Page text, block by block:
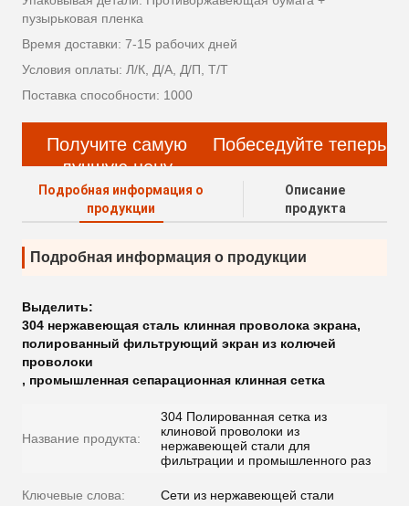
пузырьковая пленка
Время доставки: 7-15 рабочих дней
Условия оплаты: Л/К, Д/А, Д/П, Т/Т
Поставка способности: 1000
Получите самую
лучшую цену
Побеседуйте теперь
Подробная информация о
продукции
Описание
продукта
Подробная информация о продукции
Выделить:
304 нержавеющая сталь клинная проволока экрана,
полированный фильтрующий экран из колючей
проволоки
, промышленная сепарационная клинная сетка
Название продукта:
304 Полированная сетка из
клиновой проволоки из
нержавеющей стали для
фильтрации и промышленного раз
Ключевые слова: Сети из нержавеющей стали